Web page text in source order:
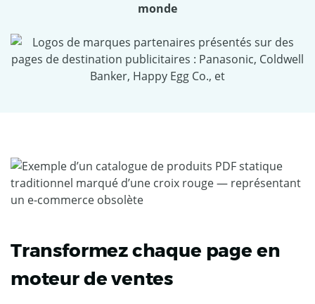
monde
Transformez chaque page en
moteur de ventes